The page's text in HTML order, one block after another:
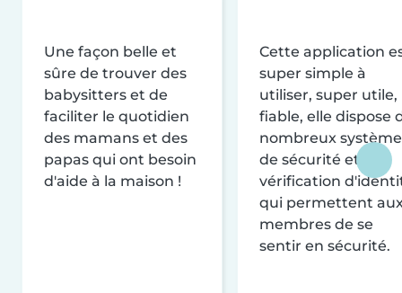
Une façon belle et
sûre de trouver des
babysitters et de
faciliter le quotidien
des mamans et des
papas qui ont besoin
d'aide à la maison !
Cette application
super simple à
utiliser, super utile,
fiable, elle dispose
nombreux
de sécurité et de
vérification
qui permettent
membres de se
sentir en sécurité.